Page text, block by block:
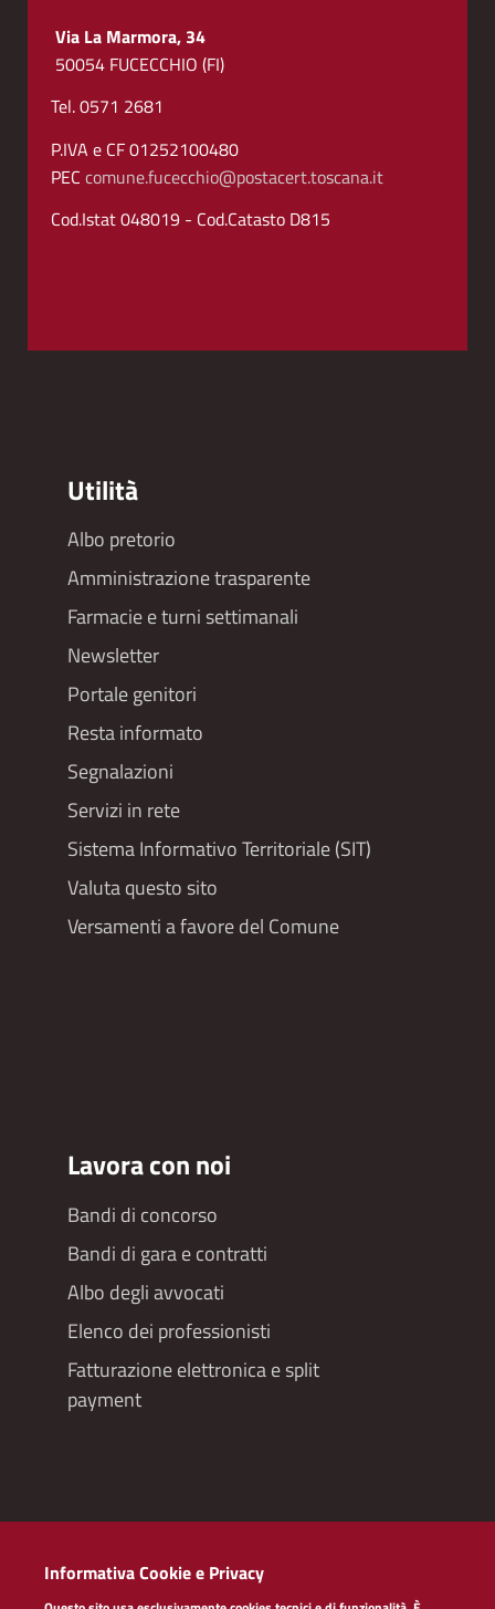
Via La Marmora, 34
50054 FUCECCHIO (FI)
Tel. 0571 2681
P.IVA e CF 01252100480
PEC comune.fucecchio@postacert.toscana.it
Cod.Istat 048019 - Cod.Catasto D815
Utilità
Footer
menu
Albo pretorio
Amministrazione trasparente
Farmacie e turni settimanali
Newsletter
Portale genitori
Resta informato
Segnalazioni
Servizi in rete
Sistema Informativo Territoriale (SIT)
Valuta questo sito
Versamenti a favore del Comune
Lavora con noi
Bandi di concorso
Bandi di gara e contratti
Albo degli avvocati
Elenco dei professionisti
Fatturazione elettronica e split
payment
Redazioneweb
Dichiarazione di accessibilità
Informativa Cookie e Privacy